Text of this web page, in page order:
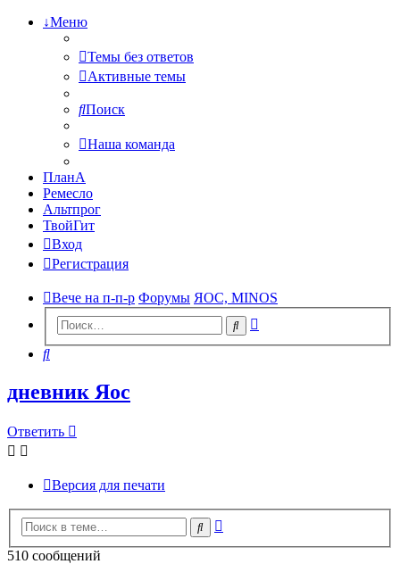
↓Меню
Темы без ответов
Активные темы
Поиск
Наша команда
ПланА
Ремесло
Альтпрог
ТвойГит
Вход
Регистрация
Вече на п-п-р Форумы ЯОС, MINOS
Поиск
Поиск
дневник Яос
Ответить
Версия для печати
Поиск
510 сообщений